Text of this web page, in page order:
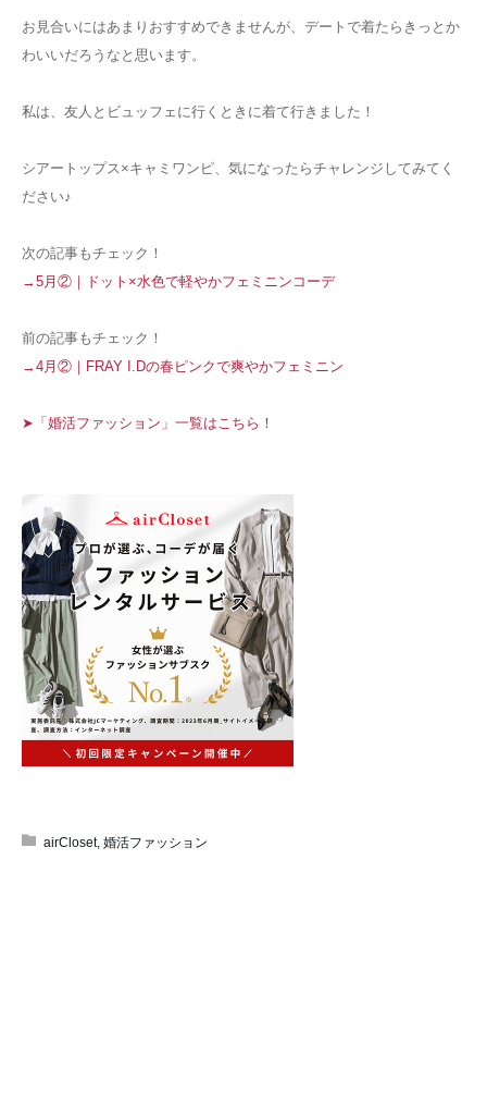
お見合いにはあまりおすすめできませんが、デートで着たらきっとか
わいいだろうなと思います。
私は、友人とビュッフェに行くときに着て行きました！
シアートップス×キャミワンピ、気になったらチャレンジしてみてく
ださい♪
次の記事もチェック！
→5月②｜ドット×水色で軽やかフェミニンコーデ
前の記事もチェック！
→4月②｜FRAY I.Dの春ピンクで爽やかフェミニン
➤「婚活ファッション」一覧はこちら！
airCloset, 婚活ファッション